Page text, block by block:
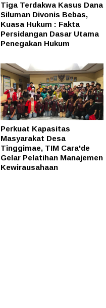
Tiga Terdakwa Kasus Dana
Siluman Divonis Bebas,
Kuasa Hukum : Fakta
Persidangan Dasar Utama
Penegakan Hukum
Perkuat Kapasitas
Masyarakat Desa
Tinggimae, TIM Cara'de
Gelar Pelatihan Manajemen
Kewirausahaan